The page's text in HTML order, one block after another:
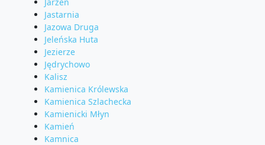
Jastarnia
Jazowa Druga
Jeleńska Huta
Jezierze
Jędrychowo
Kalisz
Kamienica Królewska
Kamienica Szlachecka
Kamienicki Młyn
Kamień
Kamnica